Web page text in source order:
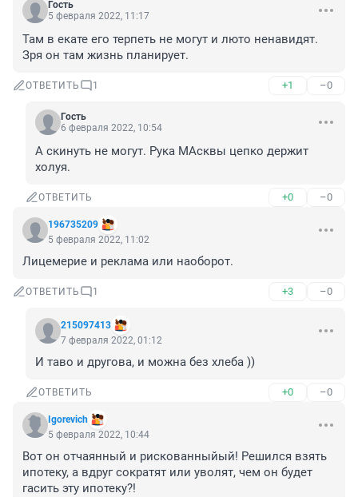
Гость
5 февраля 2022, 11:17
Там в екате его терпеть не могут и люто ненавидят.
Зря он там жизнь планирует.
ОТВЕТИТЬ 1 +1 –0
Гость
6 февраля 2022, 10:54
А скинуть не могут. Рука МАсквы цепко держит
холуя.
ОТВЕТИТЬ +0 –0
196735209
5 февраля 2022, 11:02
Лицемерие и реклама или наоборот.
ОТВЕТИТЬ 1 +3 –0
215097413
7 февраля 2022, 01:12
И таво и другова, и можна без хлеба ))
ОТВЕТИТЬ +0 –0
Igorevich
5 февраля 2022, 10:44
Вот он отчаянный и рискованныйый! Решился взять
ипотеку, а вдруг сократят или уволят, чем он будет
гасить эту ипотеку?!